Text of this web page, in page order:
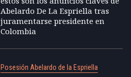
Abelardo De La Espriella tras
juramentarse presidente en
Colombia
Posesión Abelardo de la Espriella